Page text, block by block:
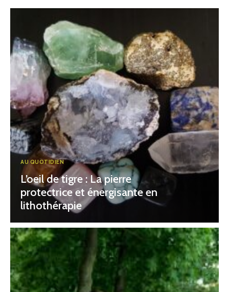
AU QUOTIDIEN
L’oeil de tigre : La pierre
protectrice et énergisante en
lithothérapie